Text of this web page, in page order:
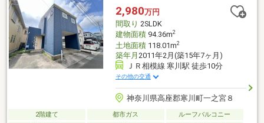
ンクローゼットがあり、衣類や季節物もすっきり収納でき、生活
空間を有意義にお使いいただけます◇◆更に南向きのバルコニー
は明るさを多く取り込み、毎日の暮らしを明るく心地よいものに
してくれます
2,980万円
間取り 2SLDK
建物面積94.36m2
土地面積118.01m2
築年月 2011年2月(築15年7ヶ月)
ＪＲ相模線 寒川駅 徒歩10分
その他の交通
神奈川県高座郡寒川町一之宮８
2階建て 都市ガス
ルーフバルコニー